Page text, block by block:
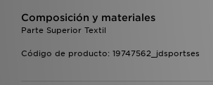
Composición y materiales
Parte Superior Textil
Código de producto: 19747562_jdsportses